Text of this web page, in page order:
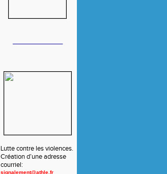
Lutte contre les violences.
Création d’une adresse
courriel:
signalement@athle.fr